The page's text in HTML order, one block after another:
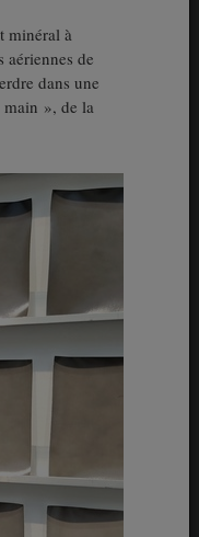
minéral à
aériennes de
dans une
», de la